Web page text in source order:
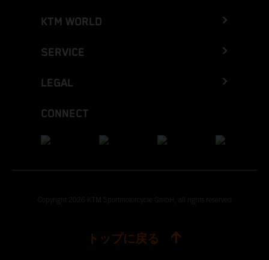
KTM WORLD
SERVICE
LEGAL
CONNECT
Copyright 2026 KTM Sportmotorcycle GmbH, all rights reserved
トップに戻る